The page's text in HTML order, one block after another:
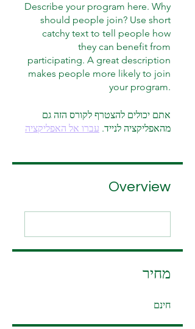
Describe your program here. Why
should people join? Use short
catchy text to tell people how
they can benefit from
participating. A great description
makes people more likely to join
your program.
אתם יכולים להצטרף לקורס הזה גם
מהאפליקציה לנייד. עברו אל האפליקציה
Overview
מחיר
חינם